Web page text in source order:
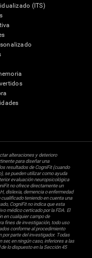
(ITS)
alteraciones y deterioro
para diseñar una
resultados de CogniFit (cuando
se pueden utilizar como ayuda
evaluación neuropsicológica
no ofrece directamente un
dislexia, demencia o enfermedad
teniendo en cuenta una
CogniFit no indica que esta
médico certicado por la FDA. El
en cualquier campo de
fines de investigación, todo uso
conforme al procedimiento
por parte del investigador. Todas
ser, en ningún caso, inferiores a las
lo dispuesto en la Sección 45